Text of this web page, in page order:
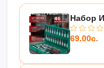
Набор
69.00с.